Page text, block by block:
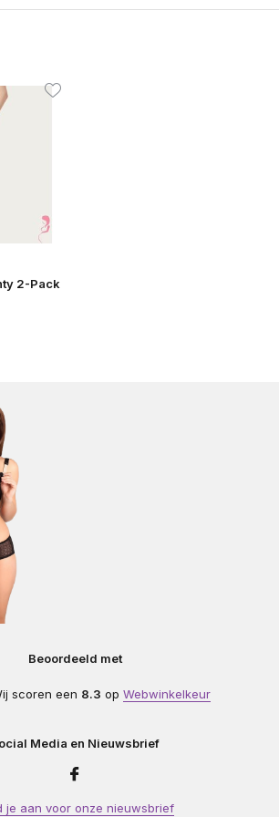
2-Pack
Beoordeeld met
scoren een 8.3 op Webwinkelkeur
Media en Nieuwsbrief
je aan voor onze nieuwsbrief